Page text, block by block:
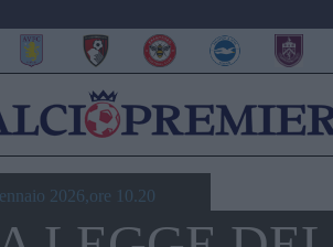
2026,ore 10.20